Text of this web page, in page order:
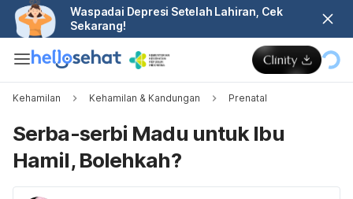
Waspadai Depresi Setelah Lahiran, Cek
Sekarang!
Kehamilan Kehamilan & Kandungan Prenatal
Serba-serbi Madu untuk Ibu
Hamil, Bolehkah?